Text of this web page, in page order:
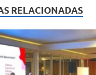
p
ar
ti
r
RELACIONADAS